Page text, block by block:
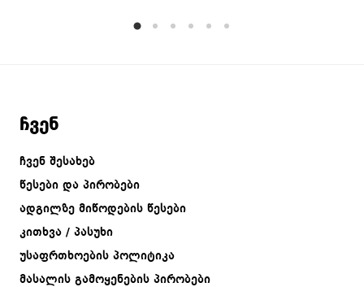
ჩვენ
ჩვენ შესახებ
წესები და პირობები
ადგილზე მიწოდების წესები
კითხვა / პასუხი
უსაფრთხოების პოლიტიკა
მასალის გამოყენების პირობები